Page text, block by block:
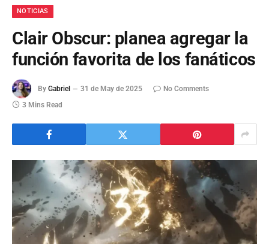
NOTICIAS
Clair Obscur: planea agregar la
función favorita de los fanáticos
By Gabriel 31 de May de 2025
No Comments
3 Mins Read